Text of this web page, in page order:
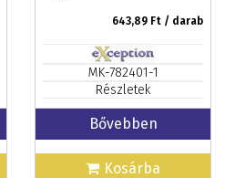
643,89 Ft / darab
MK-782401-1
Részletek
Bővebben
Kosárba